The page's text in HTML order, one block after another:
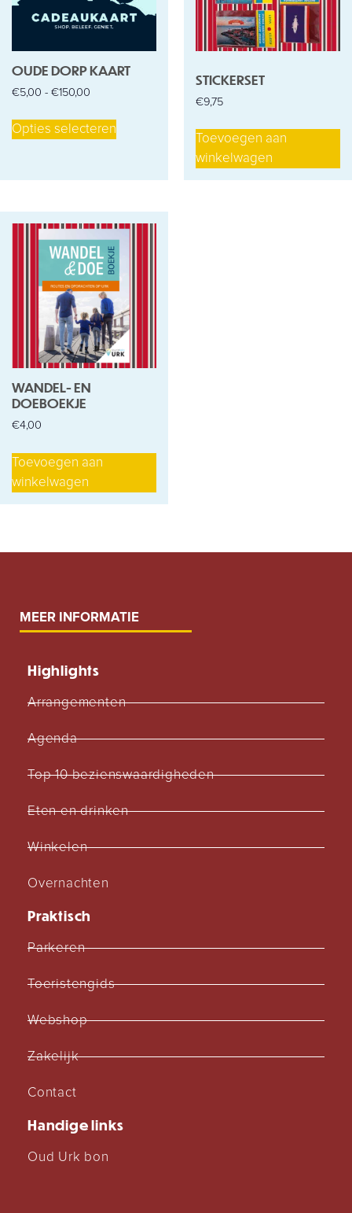
OUDE DORP KAART
€5,00 - €150,00
Opties selecteren
STICKERSET
€9,75
Toevoegen aan
winkelwagen
WANDEL- EN
DOEBOEKJE
€4,00
Toevoegen aan
winkelwagen
MEER INFORMATIE
Highlights
Arrangementen
Agenda
Top 10 bezienswaardigheden
Eten en drinken
Winkelen
Overnachten
Praktisch
Parkeren
Toeristengids
Webshop
Zakelijk
Contact
Handige links
Oud Urk bon